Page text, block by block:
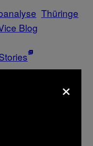
Thüringe
Blog
×